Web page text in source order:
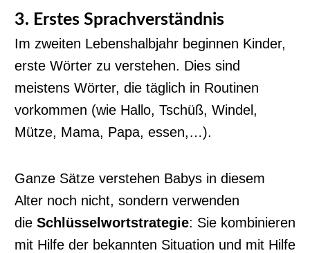
3. Erstes Sprachverständnis
Im zweiten Lebenshalbjahr beginnen Kinder,
erste Wörter zu verstehen. Dies sind
meistens Wörter, die täglich in Routinen
vorkommen (wie Hallo, Tschüß, Windel,
Mütze, Mama, Papa, essen,…).
Ganze Sätze verstehen Babys in diesem
Alter noch nicht, sondern verwenden
die Schlüsselwortstrategie: Sie kombinieren
mit Hilfe der bekannten Situation und mit Hilfe